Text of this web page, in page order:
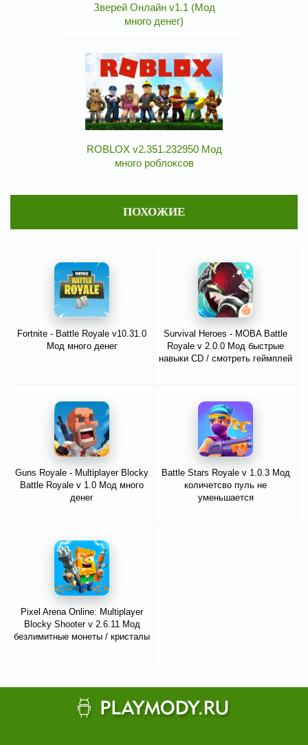
Зверей Онлайн v1.1 (Мод
много денег)
ROBLOX v2.351.232950 Мод
много роблоксов
ПОХОЖИЕ
Fortnite - Battle Royale v10.31.0
Мод много денег
Survival Heroes - MOBA Battle
Royale v 2.0.0 Мод быстрые
навыки CD / смотреть геймплей
Guns Royale - Multiplayer Blocky
Battle Royale v 1.0 Мод много
денег
Battle Stars Royale v 1.0.3 Мод
количетсво пуль не
уменьшается
Pixel Arena Online: Multiplayer
Blocky Shooter v 2.6.11 Мод
безлимитные монеты / кристалы